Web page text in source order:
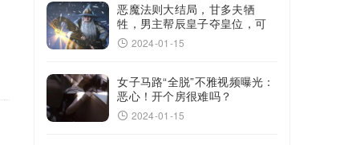
恶魔法则大结局，甘多夫牺
牲，男主帮辰皇子夺皇位，可
惜有一遗憾
2024-01-15
女子马路“全脱”不雅视频曝光：
恶心！开个房很难吗？
2024-01-15